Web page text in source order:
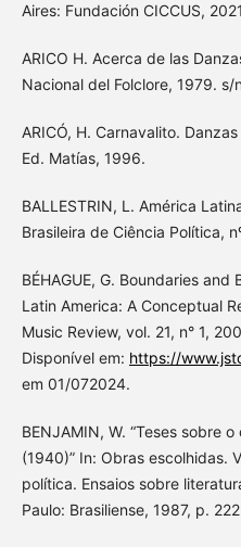
Aires: Fundación CICCUS,
ARICO H. Acerca de las
Nacional del Folclore, 1979. s/
ARICÓ, H. Carnavalito.
Ed. Matías, 1996.
BALLESTRIN, L. América
Brasileira de Ciência Política,
BÉHAGUE, G. Boundaries
Latin America: A Conceptual
Music Review, vol. 21, n° 1,
Disponível em: https://
em 01/072024.
BENJAMIN, W. “Teses sobre
(1940)” In: Obras escolhidas.
política. Ensaios sobre
Paulo: Brasiliense, 1987, p.